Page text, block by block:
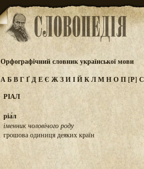
Орфографічний словник української мови
АБВГҐДЕЄ ЖЗИІЙКЛМНОП[Р] С
РІАЛ
ріа́л
іменник чоловічого роду
грошова одиниця деяких країн